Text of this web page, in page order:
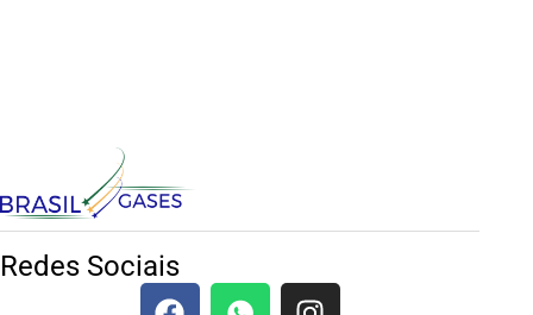
Redes Sociais